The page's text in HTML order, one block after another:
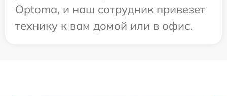
Optoma, и наш сотрудник привезет
технику к вам домой или в офис.